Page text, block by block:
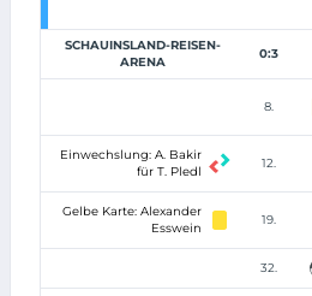
SCHAUINSLAND-REISEN-
ARENA
0:3
8.
Einwechslung: A. Bakir
für T. Pledl
12.
Gelbe Karte: Alexander
Esswein
19.
32.